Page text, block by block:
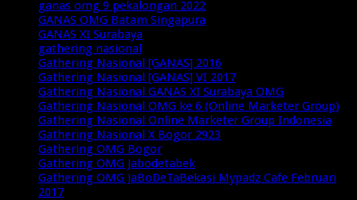
ganas omg 9 pekalongan 2022
GANAS OMG Batam Singapura
GANAS XI Surabaya
gathering nasional
Gathering Nasional [GANAS] 2016
Gathering Nasional [GANAS] VI 2017
Gathering Nasional GANAS XI Surabaya OMG
Gathering Nasional OMG ke 6 (Online Marketer Group)
Gathering Nasional Online Marketer Group Indonesia
Gathering Nasional X Bogor 2923
Gathering OMG Bogor
Gathering OMG Jabodetabek
Gathering OMG JaBoDeTaBekasi Mypadz Cafe Februari
2017